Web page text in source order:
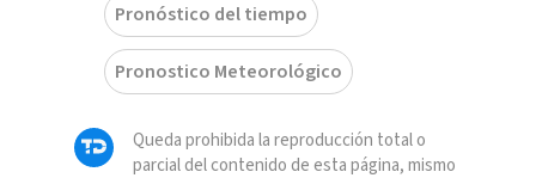
Pronóstico del tiempo
Pronostico Meteorológico
Queda prohibida la reproducción total o
parcial del contenido de esta página, mismo